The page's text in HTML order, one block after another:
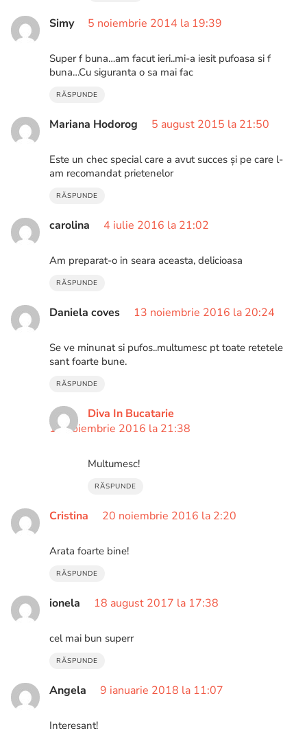
Simy 5 noiembrie 2014 la 19:39
Super f buna…am facut ieri..mi-a iesit pufoasa si f
buna…Cu siguranta o sa mai fac
RĂSPUNDE
Mariana Hodorog 5 august 2015 la 21:50
Este un chec special care a avut succes și pe care l-
am recomandat prietenelor
RĂSPUNDE
carolina 4 iulie 2016 la 21:02
Am preparat-o in seara aceasta, delicioasa
RĂSPUNDE
Daniela coves 13 noiembrie 2016 la 20:24
Se ve minunat si pufos..multumesc pt toate retetele
sant foarte bune.
RĂSPUNDE
Diva In Bucatarie
13 noiembrie 2016 la 21:38
Multumesc!
RĂSPUNDE
Cristina 20 noiembrie 2016 la 2:20
Arata foarte bine!
RĂSPUNDE
ionela 18 august 2017 la 17:38
cel mai bun superr
RĂSPUNDE
Angela 9 ianuarie 2018 la 11:07
Interesant!